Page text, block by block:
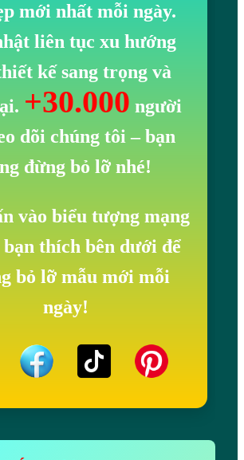
mới nhất mỗi ngày.
liên tục xu hướng
kế sang trọng và
+30.000 người
dõi chúng tôi– bạn
đừng bỏ lỡ nhé!
vào biểu tượng mạng
thích bên dưới để
bỏ lỡ mẫu mới mỗi
ngày!